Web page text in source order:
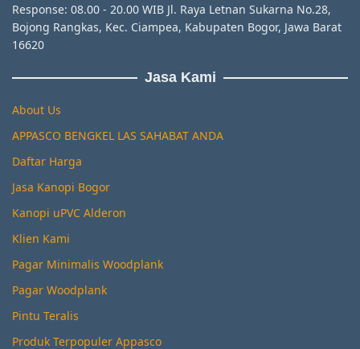
Response: 08.00 - 20.00 WIB Jl. Raya Letnan Sukarna No.28,
Bojong Rangkas, Kec. Ciampea, Kabupaten Bogor, Jawa Barat
16620
Jasa Kami
About Us
APPASCO BENGKEL LAS SAHABAT ANDA
Daftar Harga
Jasa Kanopi Bogor
Kanopi uPVC Alderon
Klien Kami
Pagar Minimalis Woodplank
Pagar Woodplank
Pintu Teralis
Produk Terpopuler Appasco